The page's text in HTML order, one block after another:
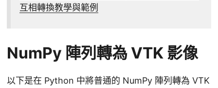
互相轉換教學與範例
NumPy 陣列轉為 VTK 影像
以下是在 Python 中將普通的 NumPy 陣列轉為 VTK